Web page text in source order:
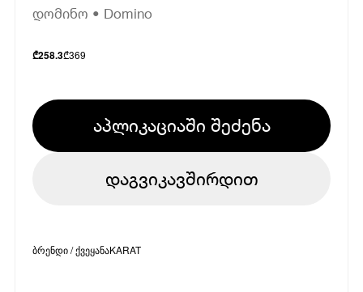
დომინო • Domino
₾258.3₾369
აპლიკაციაში შეძენა
დაგვიკავშირდით
ბრენდი / ქვეყანაKARAT